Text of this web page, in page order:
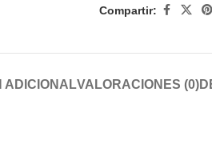
Compartir:
ADICIONALVALORACIONES (0)